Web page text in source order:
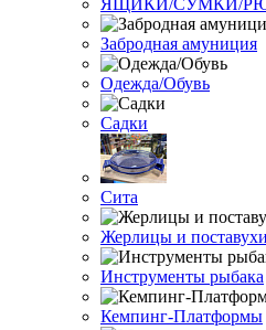
ЯЩИКИ/СУМКИ/
Забродная амуниция
Одежда/Обувь
Садки
Сита
Жерлицы и поставухи
Инструменты рыбака
Кемпинг-Платформы